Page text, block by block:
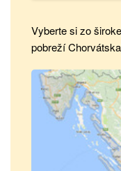
Vyberte si zo
pobreží